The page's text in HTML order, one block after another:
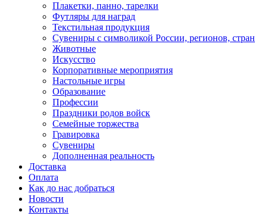
Плакетки, панно, тарелки
Футляры для наград
Текстильная продукция
Сувениры с символикой России, регионов, стран
Животные
Искусство
Корпоративные мероприятия
Настольные игры
Образование
Профессии
Праздники родов войск
Семейные торжества
Гравировка
Сувениры
Дополненная реальность
Доставка
Оплата
Как до нас добраться
Новости
Контакты